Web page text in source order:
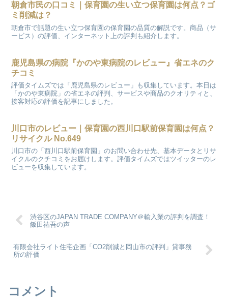
朝倉市民の口コミ｜保育園の生い立つ保育園は何点？ゴ
ミ削減は？
朝倉市で話題の生い立つ保育園の保育園の品質の解説です。商品（サ
ービス）の評価、インターネット上の評判も紹介します。
鹿児島県の病院『かのや東病院のレビュー』省エネのク
チコミ
評価タイムズでは「鹿児島県のレビュー」も収集しています。本日は
「かのや東病院」の省エネの評判、サービスや商品のクオリティと、
接客対応の評価を記事にしました。
川口市のレビュー｜保育園の西川口駅前保育園は何点？
リサイクル No.649
川口市の「西川口駅前保育園」のお問い合わせ先、基本データとリサ
イクルのクチコミをお届けします。評価タイムズではツイッターのレ
ビューを収集しています。
渋谷区のJAPAN TRADE COMPANY＠輸入業の評判を調査！
飯田祐吾の声
有限会社ライト住宅企画「CO2削減と岡山市の評判」貸事務
所の評価
コメント